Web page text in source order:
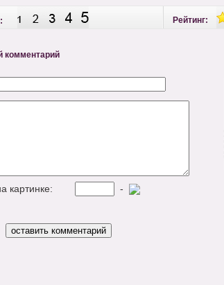
Рейтинг:
комментарий
на картинке: -